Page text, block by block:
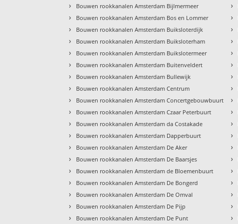
› Bouwen rookkanalen Amsterdam Bijlmermeer
› Bouwen rookkanalen Amsterdam Bos en Lommer
› Bouwen rookkanalen Amsterdam Buiksloterdijk
› Bouwen rookkanalen Amsterdam Buiksloterham
› Bouwen rookkanalen Amsterdam Buikslotermeer
› Bouwen rookkanalen Amsterdam Buitenveldert
› Bouwen rookkanalen Amsterdam Bullewijk
› Bouwen rookkanalen Amsterdam Centrum
› Bouwen rookkanalen Amsterdam Concertgebouwbuurt
› Bouwen rookkanalen Amsterdam Czaar Peterbuurt
› Bouwen rookkanalen Amsterdam da Costakade
› Bouwen rookkanalen Amsterdam Dapperbuurt
› Bouwen rookkanalen Amsterdam De Aker
› Bouwen rookkanalen Amsterdam De Baarsjes
› Bouwen rookkanalen Amsterdam de Bloemenbuurt
› Bouwen rookkanalen Amsterdam De Bongerd
› Bouwen rookkanalen Amsterdam De Omval
› Bouwen rookkanalen Amsterdam De Pijp
› Bouwen rookkanalen Amsterdam De Punt
›
›
›
›
›
›
›
›
›
›
›
›
›
›
›
›
›
›
›